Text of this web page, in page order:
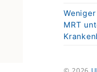
MRT